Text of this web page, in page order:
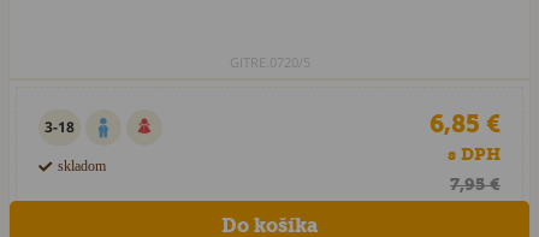
GITRE.0720/5
3-18
skladom
6,85 €
s DPH
7,95 €